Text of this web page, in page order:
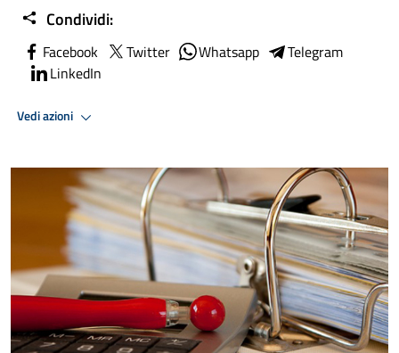
Condividi:
Facebook Twitter Whatsapp
Telegram
LinkedIn
Vedi azioni